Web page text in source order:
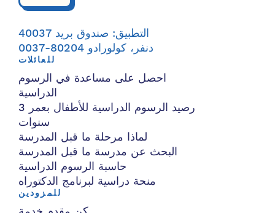
التطبيق: صندوق بريد 40037
دنفر، كولورادو 80204-0037
للعائلات
احصل على مساعدة في الرسوم
الدراسية
رصيد الرسوم الدراسية للأطفال بعمر 3
سنوات
لماذا مرحلة ما قبل المدرسة
البحث عن مدرسة ما قبل المدرسة
حاسبة الرسوم الدراسية
منحة دراسية لبرنامج الدكتوراه
للمزودين